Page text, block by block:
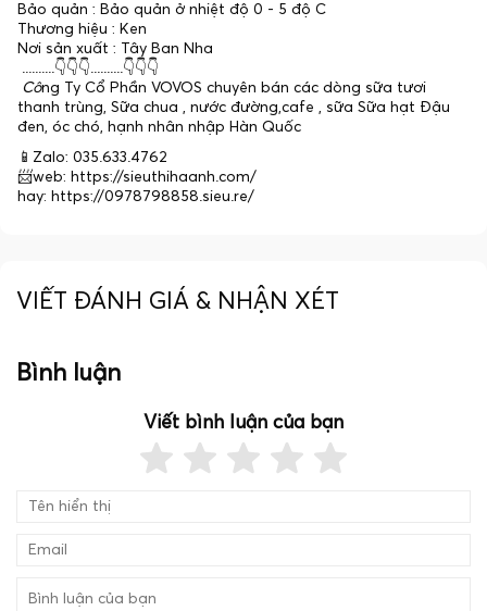
Bảo quản : Bảo quản ở nhiệt độ 0 - 5 độ C
Thương hiệu : Ken
Nơi sản xuất : Tây Ban Nha
..........👇👇👇..........👇👇👇
Công Ty Cổ Phần VOVOS chuyên bán các dòng sữa tươi
thanh trùng, Sữa chua , nước đường,cafe , sữa Sữa hạt Đậu
đen, óc chó, hạnh nhân nhập Hàn Quốc
📱Zalo: 035.633.4762
📨web: https://sieuthihaanh.com/
hay: https://0978798858.sieu.re/
VIẾT ĐÁNH GIÁ & NHẬN XÉT
Bình luận
Viết bình luận của bạn